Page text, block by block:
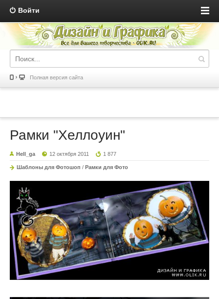
Войти
Полная версия сайта
Рамки "Хеллоуин"
Hell_ga 12 октября 2011 1 877
Шаблоны для Фотошоп / Рамки для Фото